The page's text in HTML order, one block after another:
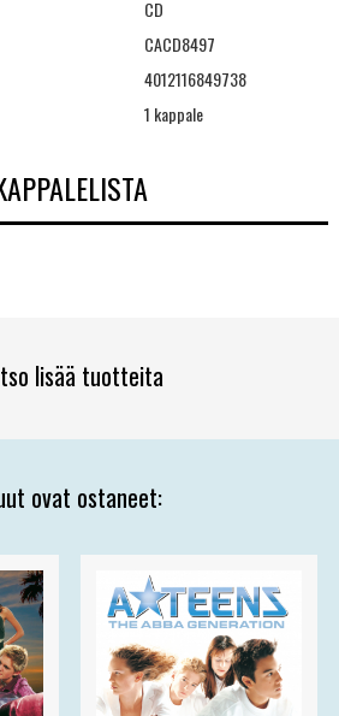
CD
CACD8497
4012116849738
1 kappale
lisää tuotteita
ovat ostaneet: